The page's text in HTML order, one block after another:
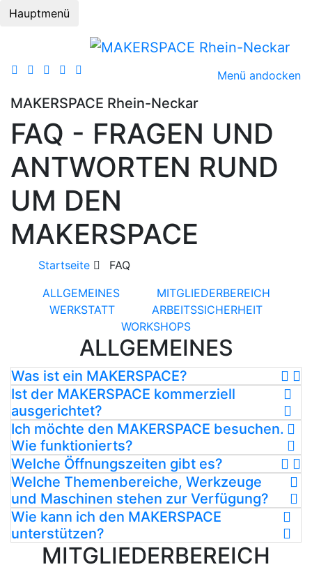
Hauptmenü
Menü andocken
MAKERSPACE Rhein-Neckar
FAQ - FRAGEN UND
ANTWORTEN RUND
UM DEN
MAKERSPACE
Startseite
FAQ
ALLGEMEINES
MITGLIEDERBEREICH
WERKSTATT
ARBEITSSICHERHEIT
WORKSHOPS
ALLGEMEINES
Was ist ein MAKERSPACE?
Ist der MAKERSPACE kommerziell
ausgerichtet?
Ich möchte den MAKERSPACE besuchen.
Wie funktionierts?
Welche Öffnungszeiten gibt es?
Welche Themenbereiche, Werkzeuge
und Maschinen stehen zur Verfügung?
Wie kann ich den MAKERSPACE
unterstützen?
MITGLIEDERBEREICH